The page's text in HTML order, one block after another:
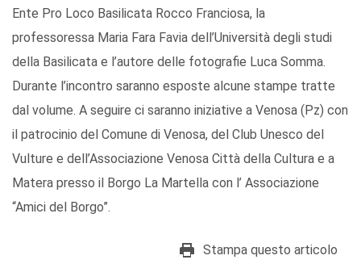
Ente Pro Loco Basilicata Rocco Franciosa, la
professoressa Maria Fara Favia dell’Università degli studi
della Basilicata e l’autore delle fotografie Luca Somma.
Durante l’incontro saranno esposte alcune stampe tratte
dal volume. A seguire ci saranno iniziative a Venosa (Pz) con
il patrocinio del Comune di Venosa, del Club Unesco del
Vulture e dell’Associazione Venosa Città della Cultura e a
Matera presso il Borgo La Martella con l’ Associazione
“Amici del Borgo”.
Stampa questo articolo